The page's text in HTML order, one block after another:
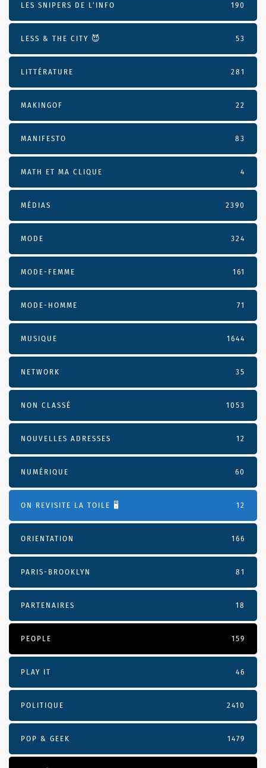
LES SNIPERS DE L’INFO 190
LESS & THE CITY 😈 53
LITTÉRATURE 281
MAKINGOF 22
MANIFESTO 83
MATH ET MA CLIQUE 4
MÉDIAS 2390
MODE 324
MODE-FEMME 161
MODE-HOMME 71
MUSIQUE 1644
NETWORK 35
NON CLASSÉ 1053
NOUVELLES ADRESSES 12
NUMÉRIQUE 60
ON REVISITE LA TOILE 🖥️ 12
ORIENTATION 166
PARIS-BROOKLYN 81
PARTENAIRES 18
PEOPLE 159
PLAY IT 46
POLITIQUE 2410
POP & GEEK 1479